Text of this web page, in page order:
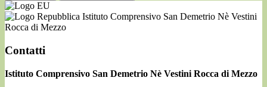
Istituto Comprensivo San Demetrio Nè Vestini
Rocca di Mezzo
Contatti
Istituto Comprensivo San Demetrio Nè Vestini Rocca di Mezzo